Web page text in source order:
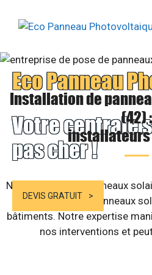
Eco Panneau
Votre centrale
pas cher !
DEVIS GRATUIT
Installation de
(42) :
Notre société de panneaux
d’installation de panneaux
bâtiments. Notre expertise
nos interventions et